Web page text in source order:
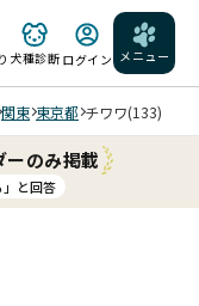
犬種診断 ログイン メニュー
関東 東京都 チワワ(133)
ーのみ掲載
と回答